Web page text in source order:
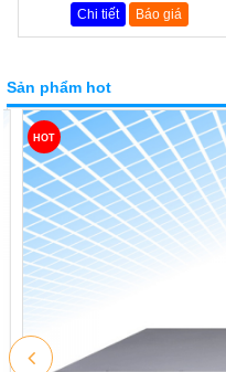
Chi tiết Báo giá
Sản phẩm hot
HOT